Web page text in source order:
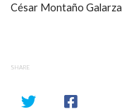
César Montaño Galarza
SHARE